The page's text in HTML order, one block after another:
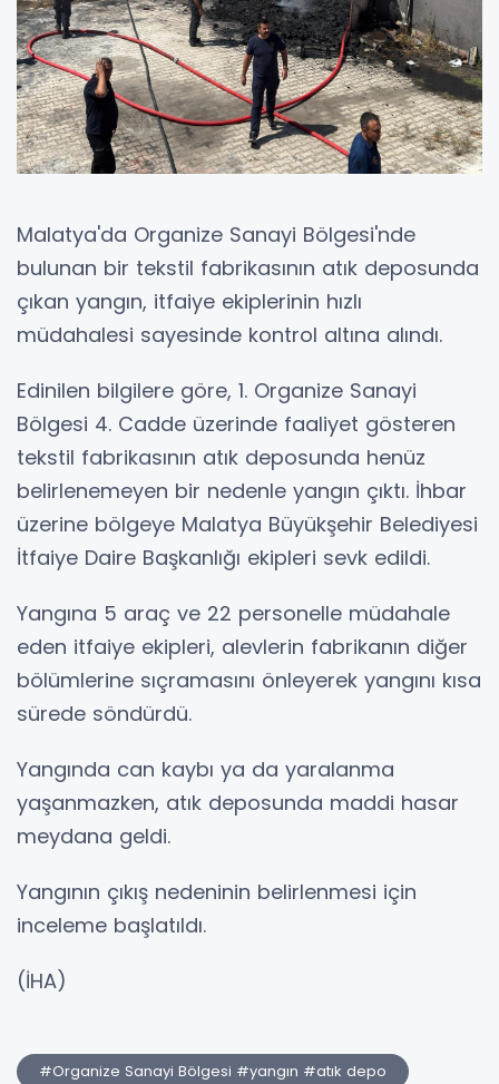
Malatya'da Organize Sanayi Bölgesi'nde
bulunan bir tekstil fabrikasının atık deposunda
çıkan yangın, itfaiye ekiplerinin hızlı
müdahalesi sayesinde kontrol altına alındı.
Edinilen bilgilere göre, 1. Organize Sanayi
Bölgesi 4. Cadde üzerinde faaliyet gösteren
tekstil fabrikasının atık deposunda henüz
belirlenemeyen bir nedenle yangın çıktı. İhbar
üzerine bölgeye Malatya Büyükşehir Belediyesi
İtfaiye Daire Başkanlığı ekipleri sevk edildi.
Yangına 5 araç ve 22 personelle müdahale
eden itfaiye ekipleri, alevlerin fabrikanın diğer
bölümlerine sıçramasını önleyerek yangını kısa
sürede söndürdü.
Yangında can kaybı ya da yaralanma
yaşanmazken, atık deposunda maddi hasar
meydana geldi.
Yangının çıkış nedeninin belirlenmesi için
inceleme başlatıldı.
(İHA)
#Organize Sanayi Bölgesi #yangın #atık depo